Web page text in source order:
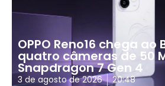
OPPO Reno16 chega ao
quatro câmeras de 50
Snapdragon 7 Gen 4
3 de agosto de 2026 20:48